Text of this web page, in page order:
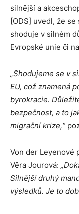
silnější a
[ODS] uvedl, že
shoduje v silném
Evropské unie či
„Shodujeme se v
EU, což znamená
byrokracie.
bezpečnost, a to
migrační krize,“
Von der Leyenové
Věra Jourová:
Silnější druhý
výsledků. Je to